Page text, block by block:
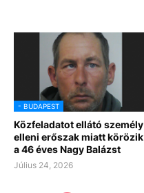
- BUDAPEST
Közfeladatot ellátó személy
elleni erőszak miatt körözik
a 46 éves Nagy Balázst
Július 24, 2026